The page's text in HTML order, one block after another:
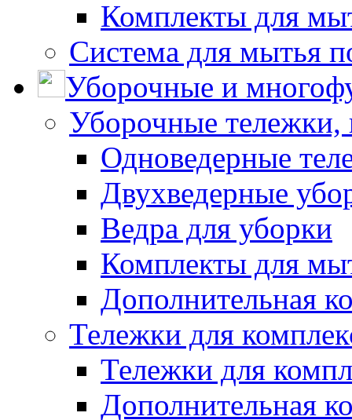
Комплекты для
Система для мытья
Уборочные и
Уборочные тележки,
Одноведерные
Двухведерные
Ведра для уборки
Комплекты для
Дополнительная
Тележки для
Тележки для
Дополнительная